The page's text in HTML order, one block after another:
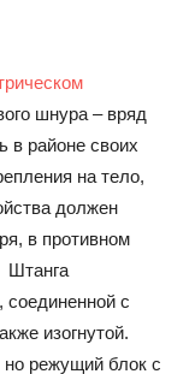
шнура – вряд
в районе своих
на тело,
должен
в противном
Штанга
соединенной с
изогнутой.
режущий блок с